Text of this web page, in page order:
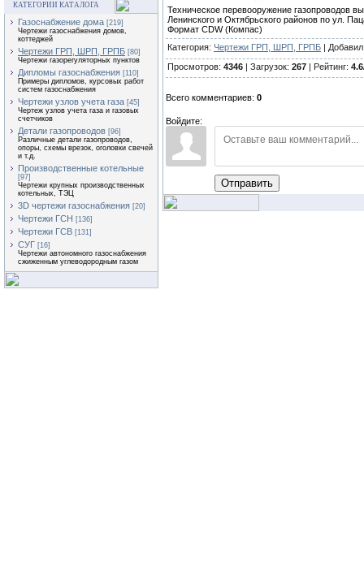
КАТЕГОРИИ КАТАЛОГА
Газоснабжение дома [219]
Чертежи газоснабжения домов,
коттеджей
Чертежи ГРП, ШРП, ГРПБ [80]
Чертежи газорегуляторных пунктов
Дипломы газоснабжения [110]
Примеры дипломов, курсовых работ
систем газоснабжения
Чертежи узлов учета газа [45]
Чертеж узлов учета газа и газовых
счетчиков
Детали газопроводов [96]
Различные детали газопроводов,
опоры, схемы врезок, оголовки свечей
и т.д.
Производственные котельные
[97]
Чертежи крупных производственных
котельных, ТЭЦ
3D чертежи газоснабжения [20]
Чертежи ГСН [136]
Чертежи ГСВ [131]
СУГ [16]
Чертежи автономного газоснабжения
сжиженным углеводородным газом
Техническое перевооружение газопроводов
Ленинского и Октябрьского районов по ул.
Формат CDW (Компас)
Категория: Чертежи ГРП, ШРП, ГРПБ |
Просмотров: 4346 | Загрузок: 267 | Рейтинг: 4.6
Всего комментариев: 0
Войдите:
Отправить